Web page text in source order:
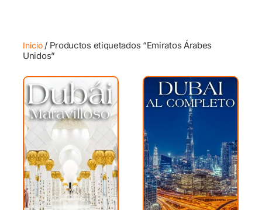
Inicio/ Productos etiquetados “Emiratos Árabes
Unidos”